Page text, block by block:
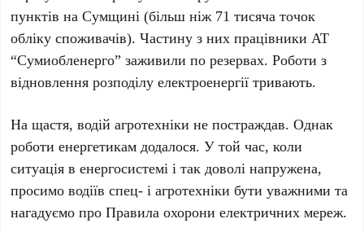
пунктів на Сумщині (більш ніж 71 тисяча точок
обліку споживачів). Частину з них працівники АТ
“Сумиобленерго” заживили по резервах. Роботи з
відновлення розподілу електроенергії тривають.
На щастя, водій агротехніки не постраждав. Однак
роботи енергетикам додалося. У той час, коли
ситуація в енергосистемі і так доволі напружена,
просимо водіїв спец- і агротехніки бути уважними та
нагадуємо про Правила охорони електричних мереж.